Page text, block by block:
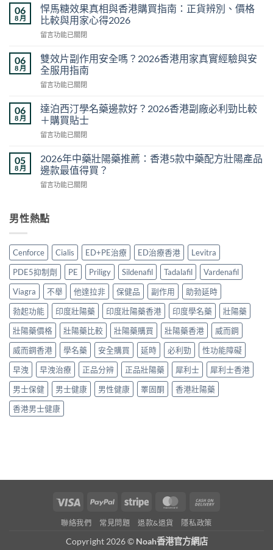
藥
壯
陽
藥
薦
2026：
港
款
熱
男
保
健
品
對
比〉
06
8 月
悍馬糖效果真相與香港購買指南：正貨辨別、價格
比較與用家心得2026
在
馬
糖
效
果
相
與
港
買
指
正
別、
比
較
與
用
心
得
2026〉
中
留言功能已關閉
06
8 月
雙效片副作用安全嗎？2026香港用家真實經驗與安
全服用指南
在
效
片
副
作
安
全
嗎？
2026
用
實
經
驗
與
全
服
用
指
南〉
中
留言功能已關閉
06
8 月
達泊西汀學名藥邊款好？2026香港副廠必利勁比較
＋購買貼士
在
泊
西
汀
學
邊
2026
香
港
副
必
利
勁
比
較
＋
購
買
貼
士〉
中
留言功能已關閉
05
8 月
2026年中藥壯陽藥推薦：香港5款中藥配方壯陽產品
邊款最值得買？
在
中
藥
陽
藥
推
薦：
香
港
5
款
中
藥
配
方
壯
陽
產
品
邊
留言功能已關閉
男性熱點
Cenforce Cialis ED+PE治療 ED治療香港
Levitra
PDE5抑制劑
PE Priligy Sildenafil Tadalafil
Vardenafil
Viagra
不舉 他達拉非 保健品 副作用
助勃延時
勃起功能
印度壯陽藥 印度壯陽藥香港 印度學名藥
壯陽藥
壯陽藥價格
壯陽藥比較 壯陽藥購買 壯陽藥香港
威而鋼
威而鋼香港
學名藥 安全購買 延時 必利勁
性功能障礙
早洩
早洩治療 正品分辨 正品壯陽藥 犀利士
犀利士香港
男士保健
男士健康 男性健康 睪固酮
香港壯陽藥
香港男士健康
Visa PayPal Stripe MasterCard
聯絡我們 常見問題 退款&退貨 隱私政策
Copyright 2026 © Noah香港官方網店